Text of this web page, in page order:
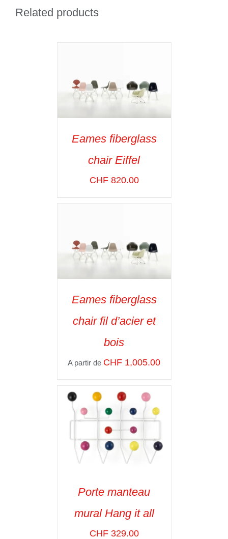
Related products
VOIR LES
Eames fiberglass
chair Eiffel
CHF820.00
VOIR LES
Eames fiberglass
chair fil d’acier et
bois
A partir de CHF 1,005.00
VOIR LES
Porte manteau
mural Hang it all
CHF329.00